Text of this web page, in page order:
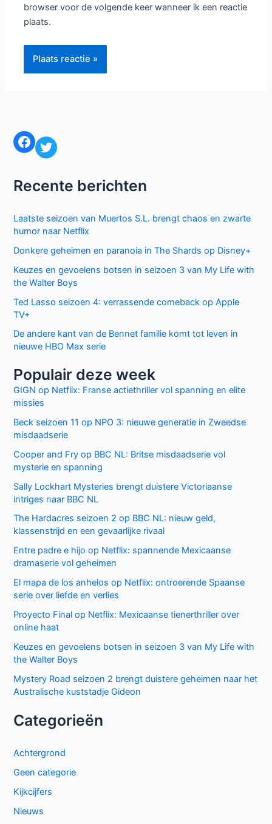
browser voor de volgende keer wanneer ik een reactie
plaats.
Facebook Twitter
Recente berichten
Laatste seizoen van Muertos S.L. brengt chaos en zwarte
humor naar Netflix
Donkere geheimen en paranoia in The Shards op Disney+
Keuzes en gevoelens botsen in seizoen 3 van My Life with
the Walter Boys
Ted Lasso seizoen 4: verrassende comeback op Apple
TV+
De andere kant van de Bennet familie komt tot leven in
nieuwe HBO Max serie
Populair deze week
GIGN op Netflix: Franse actiethriller vol spanning en elite
missies
Beck seizoen 11 op NPO 3: nieuwe generatie in Zweedse
misdaadserie
Cooper and Fry op BBC NL: Britse misdaadserie vol
mysterie en spanning
Sally Lockhart Mysteries brengt duistere Victoriaanse
intriges naar BBC NL
The Hardacres seizoen 2 op BBC NL: nieuw geld,
klassenstrijd en een gevaarlijke rivaal
Entre padre e hijo op Netflix: spannende Mexicaanse
dramaserie vol geheimen
El mapa de los anhelos op Netflix: ontroerende Spaanse
serie over liefde en verlies
Proyecto Final op Netflix: Mexicaanse tienerthriller over
online haat
Keuzes en gevoelens botsen in seizoen 3 van My Life with
the Walter Boys
Mystery Road seizoen 2 brengt duistere geheimen naar het
Australische kuststadje Gideon
Categorieën
Achtergrond
Geen categorie
Kijkcijfers
Nieuws